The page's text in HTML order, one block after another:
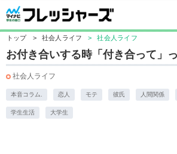
トップ > 社会人ライフ > 社会人ライフ
お付き合いする時「付き合って」
社会人ライフ
本音コラム. 恋人 モテ 彼氏 人間関係
学生生活 大学生